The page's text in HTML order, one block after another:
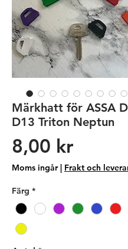
Märkhatt för ASSA
D13 Triton Neptun
8,00 krPris
Moms ingår| Frakt och
Färg *